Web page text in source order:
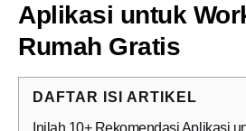
Aplikasi untuk
Rumah Gratis
DAFTAR ISI ARTIKEL